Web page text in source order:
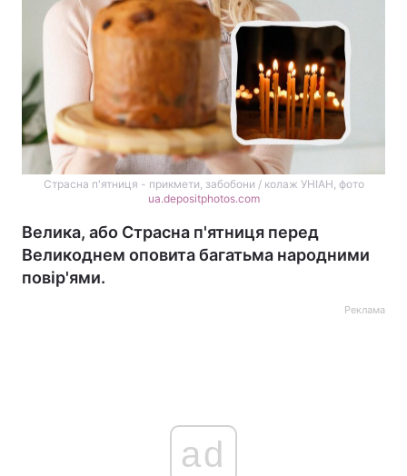
Страсна п'ятниця - прикмети, забобони / колаж УНІАН, фото
ua.depositphotos.com
Велика, або Страсна п'ятниця перед
Великоднем оповита багатьма народними
повір'ями.
Реклама
ad